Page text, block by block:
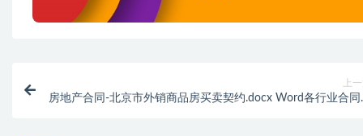
上
房地产合同-北京市外销商品房买卖契约.docx Word各行业合同